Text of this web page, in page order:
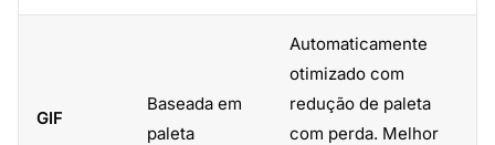
GIF
Baseada em
paleta
Automaticamente
otimizado com
redução de paleta
com perda. Melhor